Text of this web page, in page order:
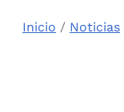
Inicio / Noticias